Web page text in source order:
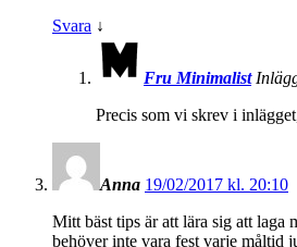
Svara ↓
Fru Minimalist
Precis som vi skrev i
Anna 19/02/2017 kl. 20:10
Mitt bäst tips är att lära sig att laga
behöver inte vara fest varje måltid